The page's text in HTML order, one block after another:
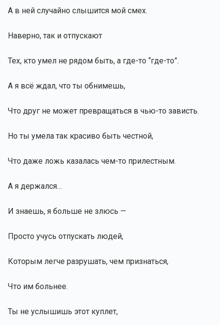
А в ней случайно слышится мой смех.
Наверно, так и отпускают
Тех, кто умел не рядом быть, а где-то “где-то”.
А я всё ждал, что ты обнимешь,
Что друг не может превращаться в чью-то зависть.
Но ты умела так красиво быть честной,
Что даже ложь казалась чем-то прилестным.
А я держался…
И знаешь, я больше не злюсь —
Просто учусь отпускать людей,
Которым легче разрушать, чем признаться,
Что им больнее.
Ты не услышишь этот куплет,